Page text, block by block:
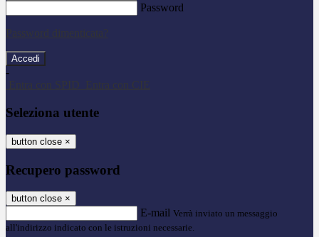
Password
Password dimenticata?
-
Entra con SPID
Entra con CIE
Seleziona utente
button close ×
Recupero password
button close ×
E-mail Verrà inviato un messaggio
all'indirizzo indicato con le istruzioni necessarie.